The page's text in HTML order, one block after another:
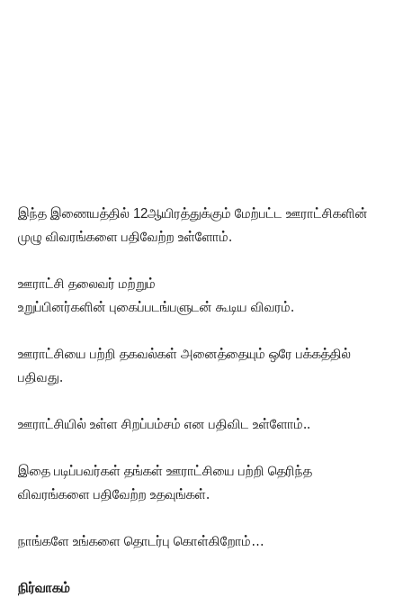
இந்த இணையத்தில் 12ஆயிரத்துக்கும் மேற்பட்ட ஊராட்சிகளின்
முழு விவரங்களை பதிவேற்ற உள்ளோம்.
ஊராட்சி தலைவர் மற்றும்
உறுப்பினர்களின் புகைப்படங்பளுடன் கூடிய விவரம்.
ஊராட்சியை பற்றி தகவல்கள் அனைத்தையும் ஒரே பக்கத்தில்
பதிவது.
ஊராட்சியில் உள்ள சிறப்பம்சம் என பதிவிட உள்ளோம்..
இதை படிப்பவர்கள் தங்கள் ஊராட்சியை பற்றி தெரிந்த
விவரங்களை பதிவேற்ற உதவுங்கள்.
நாங்களே உங்களை தொடர்பு கொள்கிறோம்…
நிர்வாகம்